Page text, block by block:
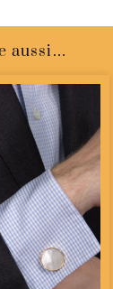
aussi…